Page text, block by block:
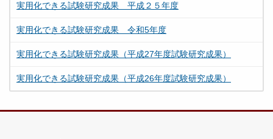
実用化できる試験研究成果 平成２５年度
実用化できる試験研究成果 令和5年度
実用化できる試験研究成果（平成27年度試験研究成果）
実用化できる試験研究成果（平成26年度試験研究成果）